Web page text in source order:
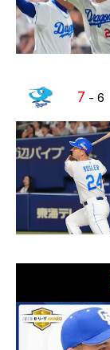
7 - 6